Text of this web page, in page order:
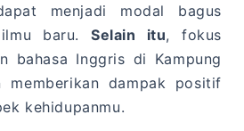
menjadi modal bagus
ilmu baru.Selain itu, fokus
bahasa Inggris di Kampung
memberikan dampak positif
kehidupanmu.